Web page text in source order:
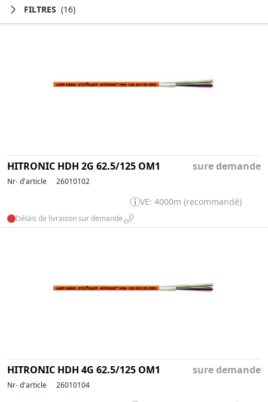
FILTRES (16)
HITRONIC HDH 2G 62.5/125 OM1 sure demande
Nr- d'article 26010102
VE: 4000m (recommandé)
Délais de livraison sur demande
HITRONIC HDH 4G 62.5/125 OM1 sure demande
Nr- d'article 26010104